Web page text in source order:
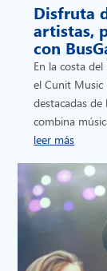
Disfruta
artistas,
con
En la costa
el Cunit Music
destacadas
combina
leer más